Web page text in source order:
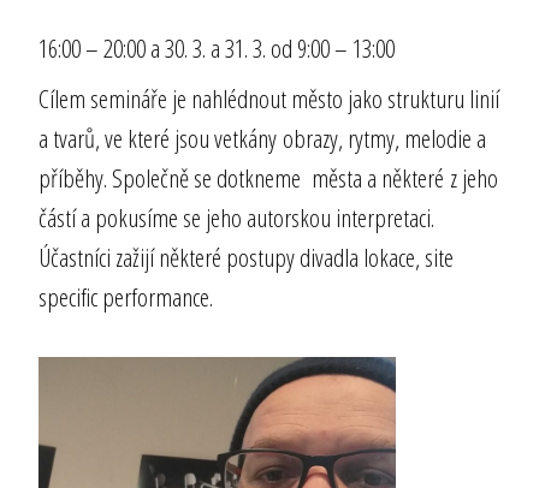
16:00 – 20:00 a 30. 3. a 31. 3. od 9:00 – 13:00
Cílem semináře je nahlédnout město jako strukturu linií
a tvarů, ve které jsou vetkány obrazy, rytmy, melodie a
příběhy. Společně se dotkneme města a některé z jeho
částí a pokusíme se jeho autorskou interpretaci.
Účastníci zažijí některé postupy divadla lokace, site
specific performance.